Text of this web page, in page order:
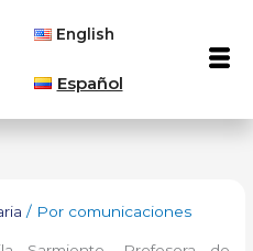
English
Español
/ Por comunicaciones